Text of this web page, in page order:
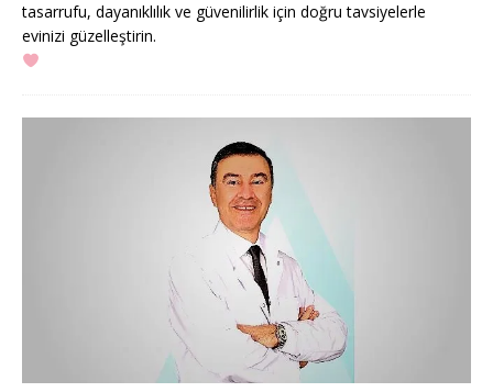
tasarrufu, dayanıklılık ve güvenilirlik için doğru tavsiyelerle
evinizi güzelleştirin.